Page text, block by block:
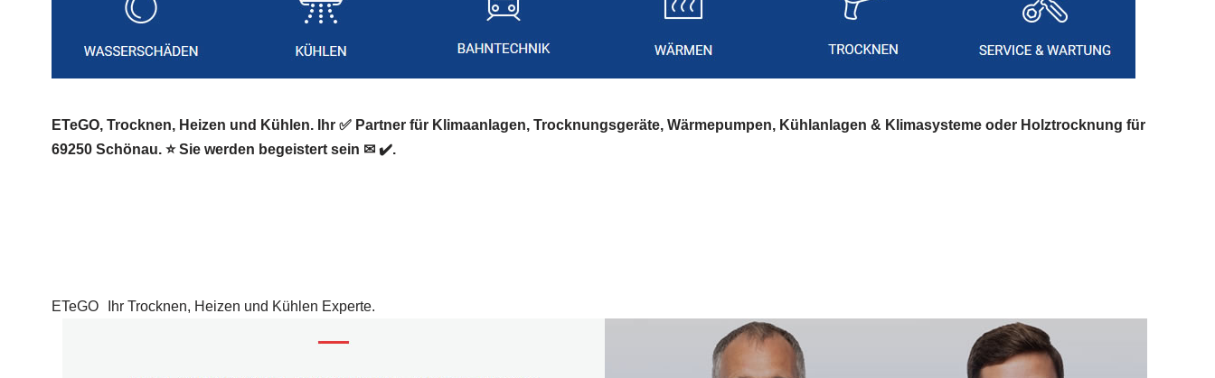
ETeGO, Trocknen, Heizen und Kühlen. Ihr ✅ Partner für Klimaanlagen, Trocknungsgeräte, Wärmepumpen, Kühlanlagen & Klimasysteme oder Holztrocknung für
69250 Schönau. ⭐ Sie werden begeistert sein ✉ ✔️.
ETeGO Ihr Trocknen, Heizen und Kühlen Experte.